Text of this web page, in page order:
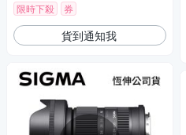
限時下殺
券
貨到通知我